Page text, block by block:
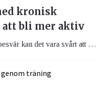
kronisk
att bli mer aktiv
Med kronisk sjukdom och smärtbesvär kan det vara svårt att hålla sig aktiv. Detta trots att vi vet att aktivitet kan förhindra följdsjukdomar och bidra till att medicinsk behandling får bättre effekt. Nu finns appen Vitala som skräddarsyr träningsprogram utifrån olika besvär och sjukdomar.